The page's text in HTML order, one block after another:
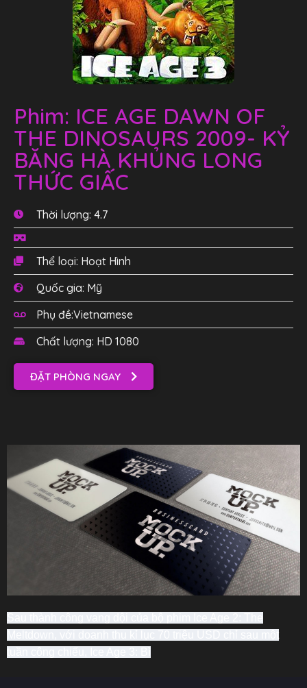
Phim: ICE AGE DAWN OF
THE DINOSAURS 2009- KỶ
BĂNG HÀ KHỦNG LONG
THỨC GIẤC
Thời lượng: 4.7
Thể loại: Hoạt Hình
Quốc gia: Mỹ
Phụ đề:Vietnamese
Chất lượng: HD 1080
ĐẶT PHÒNG NGAY